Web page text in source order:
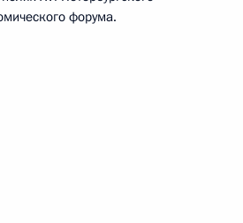
форума.